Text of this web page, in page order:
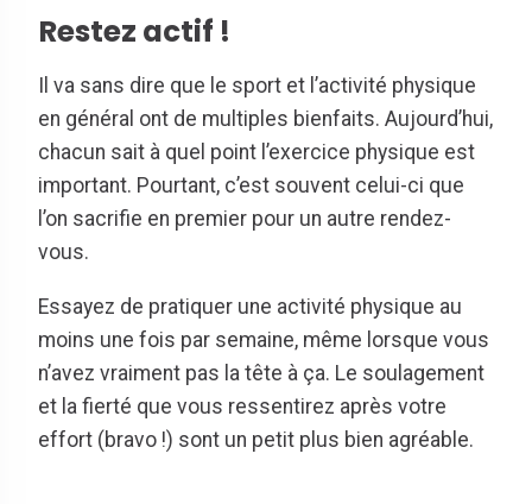
Restez actif !
Il va sans dire que le sport et l’activité physique
en général ont de multiples bienfaits. Aujourd’hui,
chacun sait à quel point l’exercice physique est
important. Pourtant, c’est souvent celui-ci que
l’on sacrifie en premier pour un autre rendez-
vous.
Essayez de pratiquer une activité physique au
moins une fois par semaine, même lorsque vous
n’avez vraiment pas la tête à ça. Le soulagement
et la fierté que vous ressentirez après votre
effort (bravo !) sont un petit plus bien agréable.